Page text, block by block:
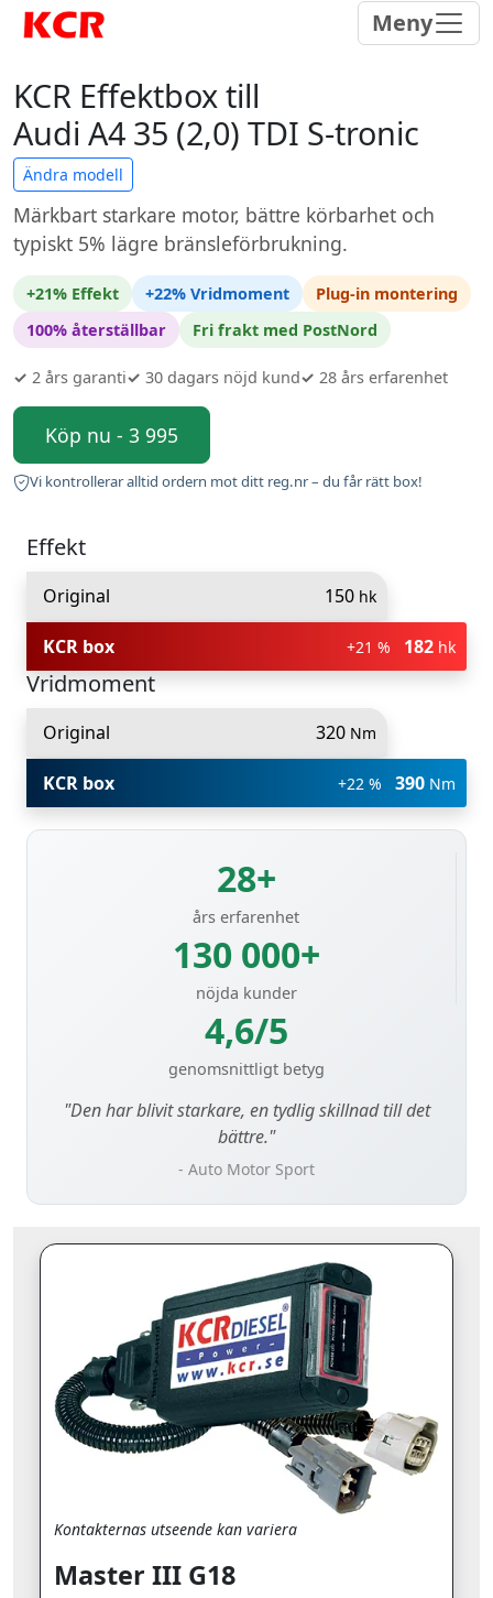
Meny
KCR Effektbox till
Audi A4 35 (2,0) TDI S-tronic
Ändra modell
Märkbart starkare motor, bättre körbarhet och
typiskt 5% lägre bränsleförbrukning.
+21% Effekt +22% Vridmoment
Plug-in montering
100% återställbar
Fri frakt med PostNord
✓ 2 års garanti✓ 30 dagars nöjd kund✓ 28 års erfarenhet
Köp nu - 3 995
Vi kontrollerar alltid ordern mot ditt reg.nr – du får rätt box!
Effekt
Original 150 hk
KCR box +21 % 182 hk
Vridmoment
Original 320 Nm
KCR box +22 % 390 Nm
28+
års erfarenhet
130 000+
nöjda kunder
4,6/5
genomsnittligt betyg
"Den har blivit starkare, en tydlig skillnad till det
bättre."
- Auto Motor Sport
Kontakternas utseende kan variera
Master III G18